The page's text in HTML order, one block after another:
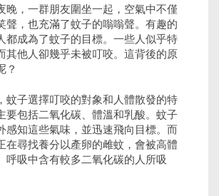
晚，一群朋友圍坐一起，空氣中不僅
聲，也充滿了蚊子的嗡嗡聲。有趣的
都成為了蚊子的目標。一些人似乎特
其他人卻幾乎未被叮咬。這背後的原
？
蚊子選擇叮咬的對象和人體散發的特
要包括二氧化碳、體溫和乳酸。蚊子
感知這些氣味，並迅速飛向目標。而
在尋找養分以產卵的雌蚊，會被高體
呼吸中含有較多二氧化碳的人所吸